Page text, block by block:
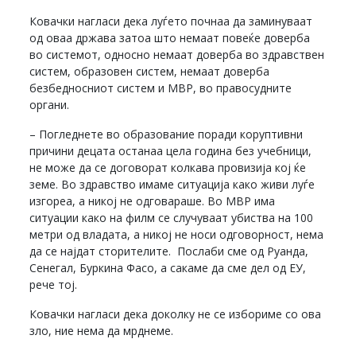
Ковачки нагласи дека луѓето почнаа да заминуваат
од оваа држава затоа што немаат повеќе доверба
во системот, односно немаат доверба во здравствен
систем, образовен систем, немаат доверба
безбедносниот систем и МВР, во правосудните
органи.
– Погледнете во образование поради коруптивни
причини децата останаа цела година без учебници,
не може да се договорат колкава провизија кој ќе
земе. Во здравство имаме ситуација како живи луѓе
изгореа, а никој не одговараше. Во МВР има
ситуации како на филм се случуваат убиства на 100
метри од владата, а никој не носи одговорност, нема
да се најдат сторителите. Послаби сме од Руанда,
Сенегал, Буркина Фасо, а сакаме да сме дел од ЕУ,
рече тој.
Ковачки нагласи дека доколку не се избориме со ова
зло, ние нема да мрднеме.